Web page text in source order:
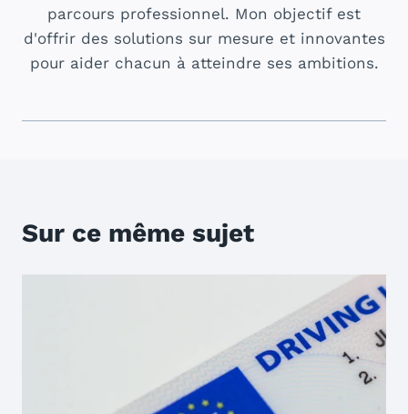
parcours professionnel. Mon objectif est
d'offrir des solutions sur mesure et innovantes
pour aider chacun à atteindre ses ambitions.
Sur ce même sujet